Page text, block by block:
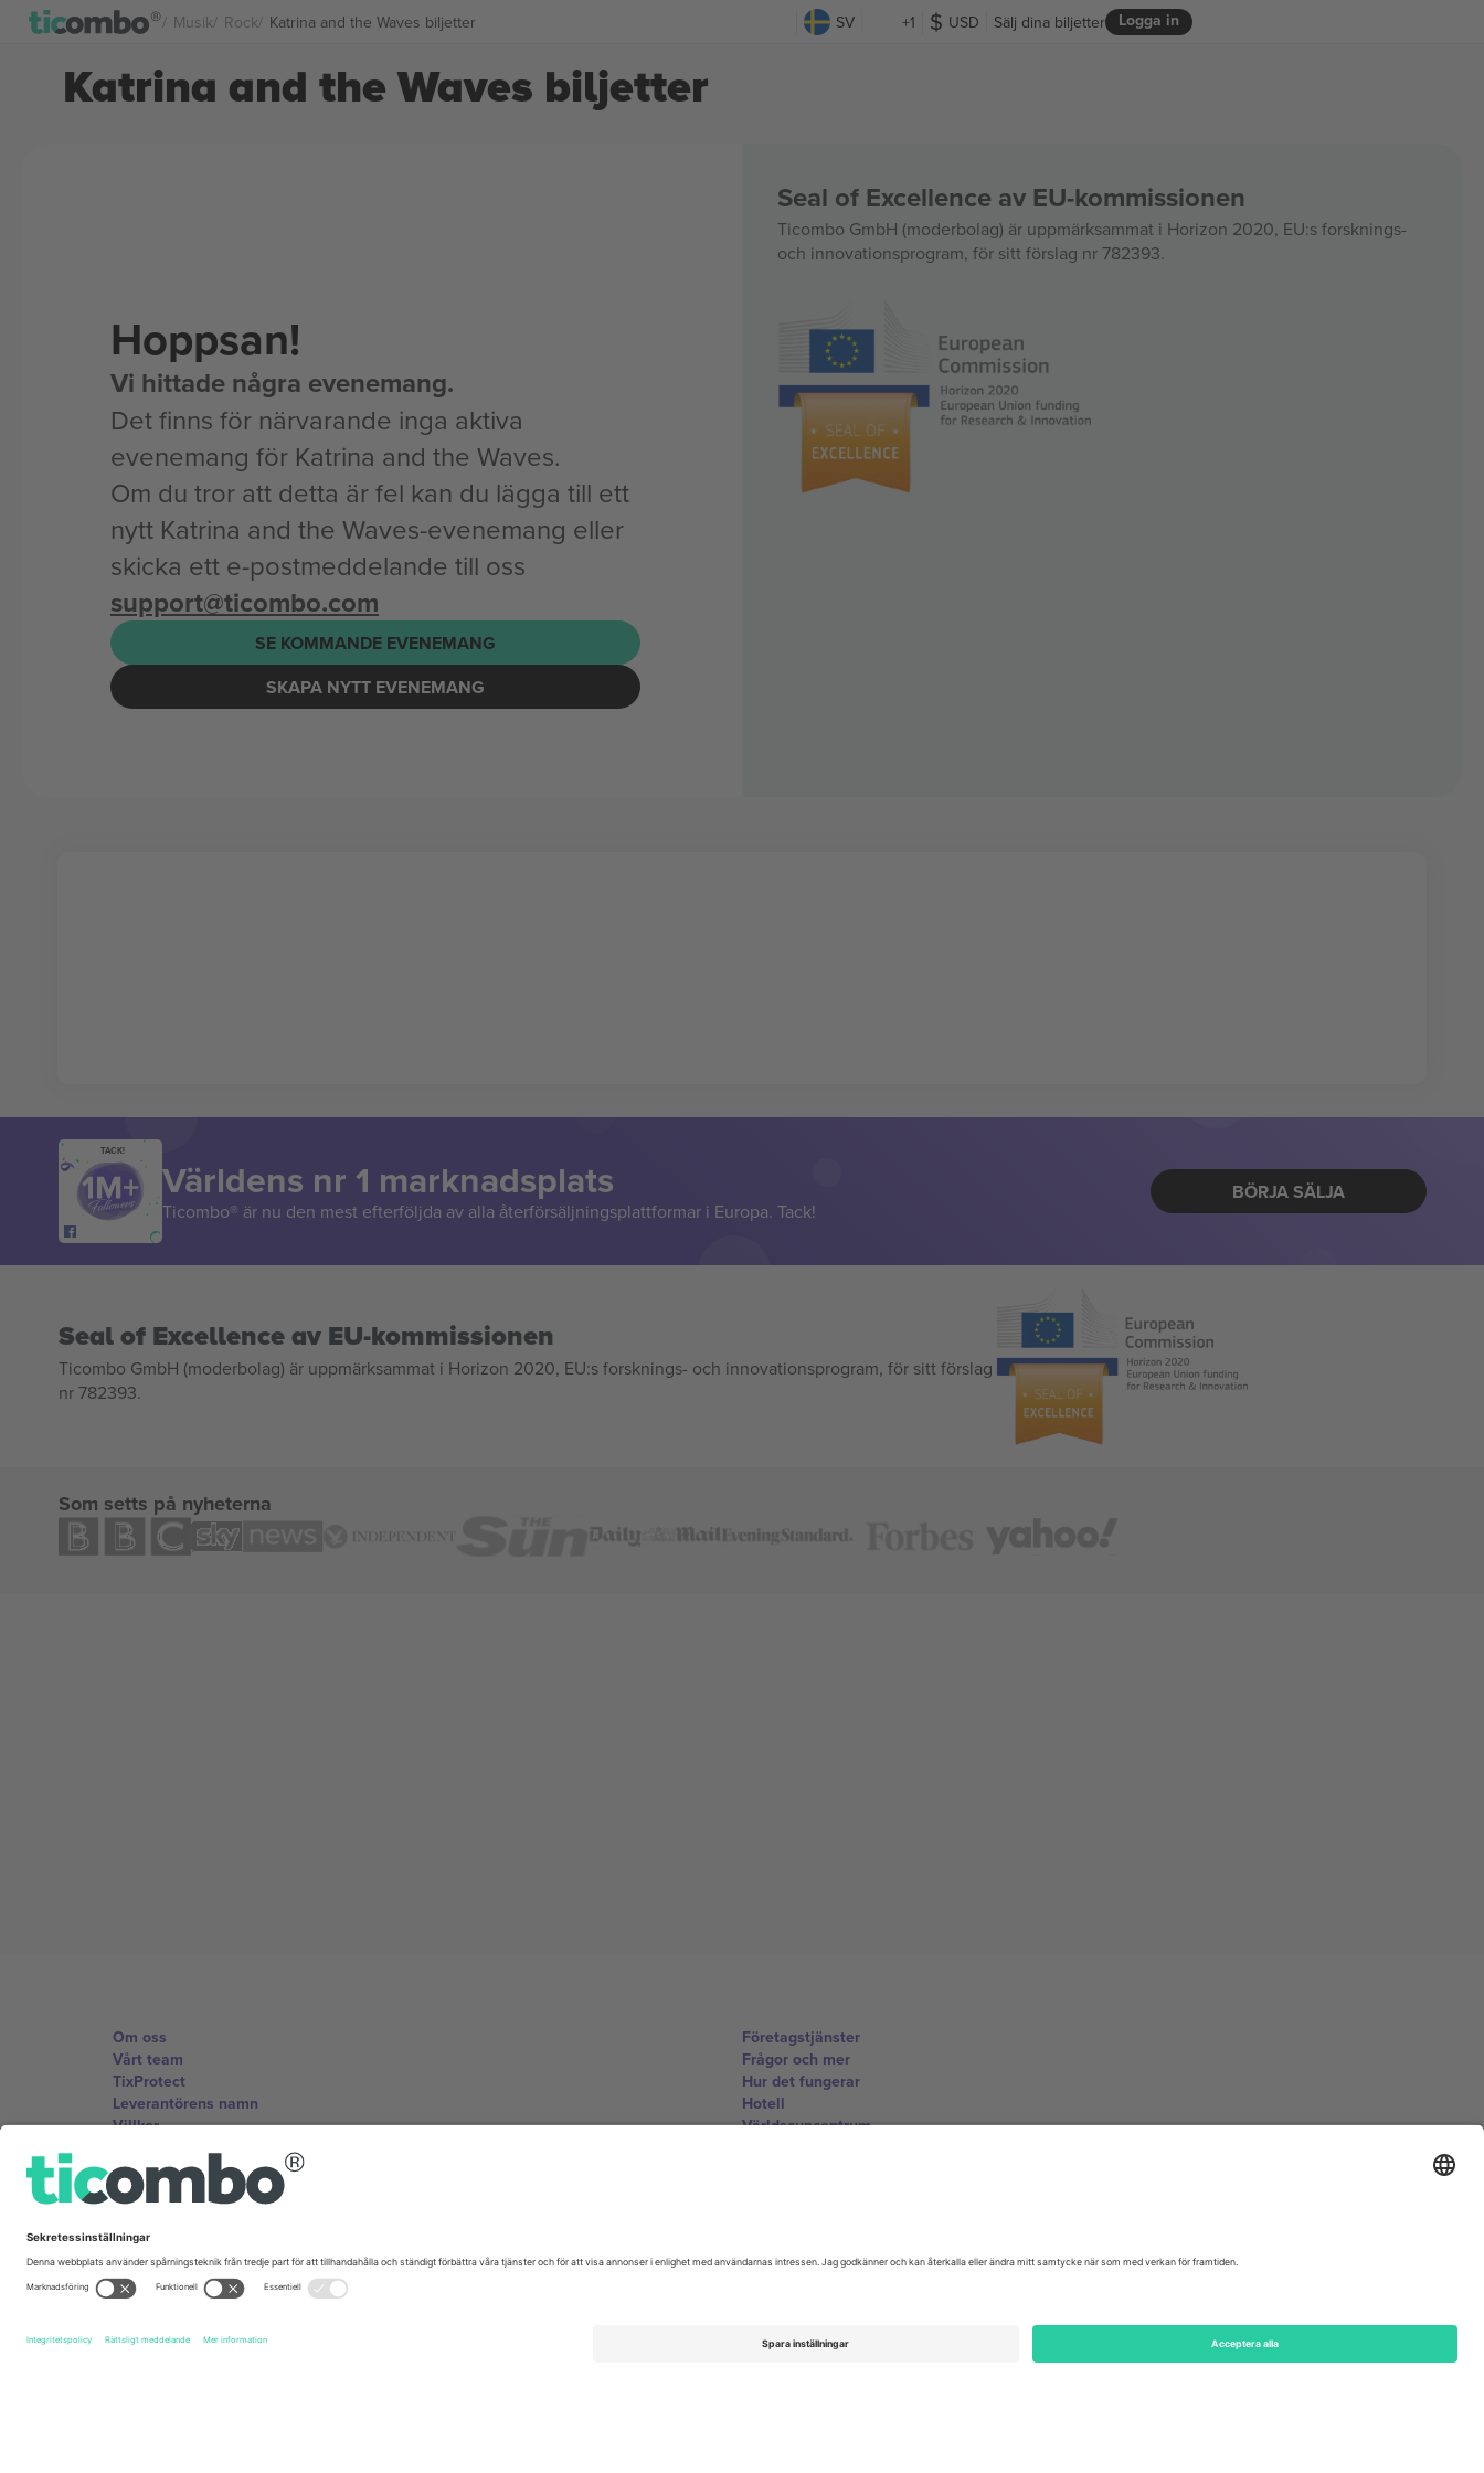
Musik Rock Katrina and the Waves biljetter SV +1 USD Logga in
Sälj dina biljetter
Katrina and the Waves biljetter
Hoppsan!
Vi hittade några evenemang.
Det finns för närvarande inga aktiva
evenemang för Katrina and the Waves.
Om du tror att detta är fel kan du lägga till ett
nytt Katrina and the Waves-evenemang eller
skicka ett e-postmeddelande till oss
support@ticombo.com
SE KOMMANDE EVENEMANG
SKAPA NYTT EVENEMANG
Seal of Excellence av EU-kommissionen
Ticombo GmbH (moderbolag) är uppmärksammat i Horizon 2020, EU:s forsknings-
och innovationsprogram, för sitt förslag nr 782393.
TACK!
Världens nr 1 marknadsplats
Ticombo® är nu den mest efterföljda av alla återförsäljningsplattformar i Europa. Tack!
BÖRJA SÄLJA
Seal of Excellence av EU-kommissionen
Ticombo GmbH (moderbolag) är uppmärksammat i Horizon 2020, EU:s forsknings- och innovationsprogram, för sitt förslag
nr 782393.
Som setts på nyheterna
Om oss
Vårt team
TixProtect
Leverantörens namn
Villkor
Affiliate-program
Företagstjänster
Frågor och mer
Hur det fungerar
Hotell
Världscupcentrum